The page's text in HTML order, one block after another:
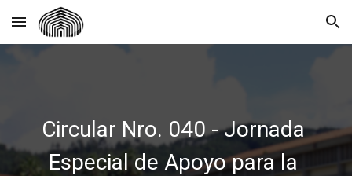
Skip to main content Skip to navigation
Circular Nro. 040 - Jornada
Especial de Apoyo para la